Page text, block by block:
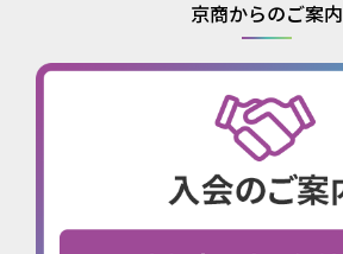
京商からのご案内